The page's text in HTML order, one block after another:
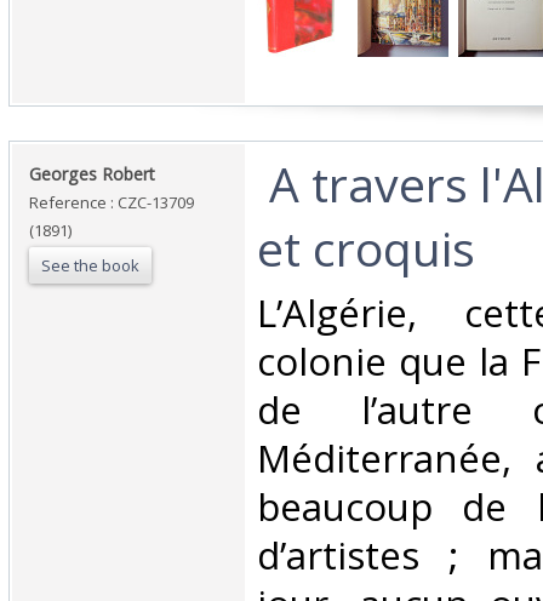
‎Georges Robert‎
Reference : CZC-13709
(1891)
See the book
A travers
et croquis ‎
‎L’Algérie,
colonie que la
de l’autre
beaucoup de
d’artistes ;